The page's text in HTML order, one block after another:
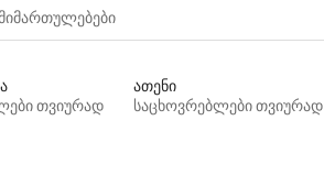
თვიურად
ათენი
საცხოვრებლები თვიურად